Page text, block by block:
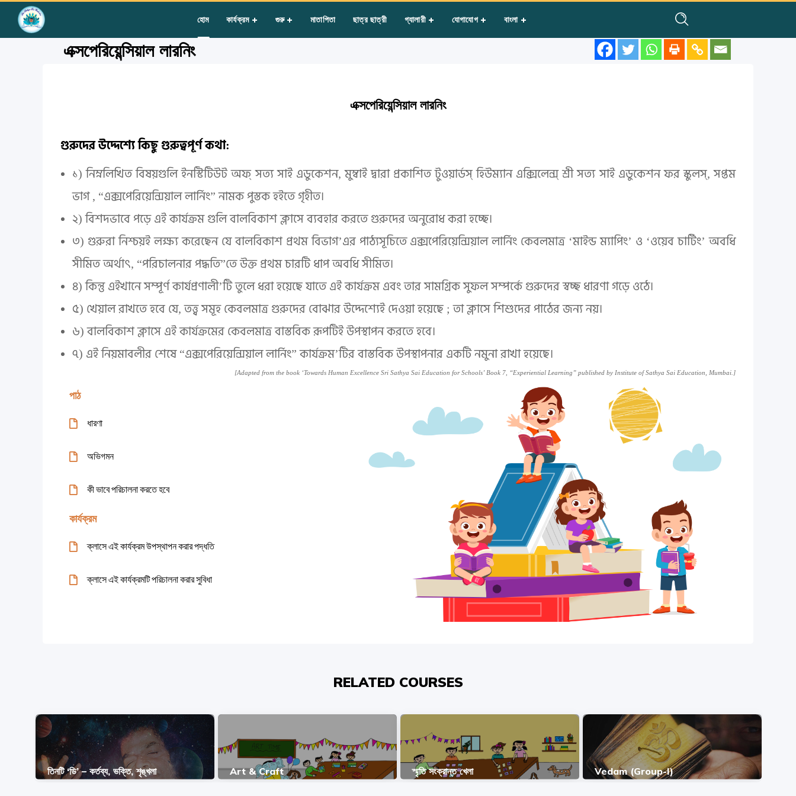
হোম কার্যক্রম গুরু মাতাপিতা ছাত্র ছাত্রী গ্যালারী যোগাযোগ বাংলা
Miscellaneous»এক্সপেরিয়েন্সিয়াল লারনিং
এক্সপেরিয়েন্সিয়াল লারনিং
এক্সপেরিয়েন্সিয়াল লারনিং
গুরুদের উদ্দেশ্যে কিছু গুরুত্বপূর্ণ কথা:
১) নিম্নলিখিত বিষয়গুলি ইনস্টিটিউট অফ্ সত্য সাই এডুকেশন, মুম্বাই দ্বারা প্রকাশিত টুওয়ার্ডস্ হিউম্যান এক্সিলেন্স্ শ্রী সত্য সাই এডুকেশন ফর স্কুলস্, সপ্তম
ভাগ , “এক্সপেরিয়েন্সিয়াল লার্নিং” নামক পুস্তক হইতে গৃহীত।
২) বিশদভাবে পড়ে এই কার্যক্রম গুলি বালবিকাশ ক্লাসে ব্যবহার করতে গুরুদের অনুরোধ করা হচ্ছে।
৩) গুরুরা নিশ্চয়ই লক্ষ্য করেছেন যে বালবিকাশ প্রথম বিভাগ’এর পাঠ্যসূচিতে এক্সপেরিয়েন্সিয়াল লার্নিং কেবলমাত্র ‘মাইন্ড ম্যাপিং’ ও ‘ওয়েব চার্টিং’ অবধি
সীমিত অর্থাৎ, “পরিচালনার পদ্ধতি”তে উক্ত প্রথম চারটি ধাপ অবধি সীমিত।
৪) কিন্তু এইখানে সম্পূর্ণ কার্যপ্রণালী’টি তুলে ধরা হয়েছে যাতে এই কার্যক্রম এবং তার সামগ্রিক সুফল সম্পর্কে গুরুদের স্বচ্ছ ধারণা গড়ে ওঠে।
৫) খেয়াল রাখতে হবে যে, তত্ত্ব সমূহ কেবলমাত্র গুরুদের বোঝার উদ্দেশ্যেই দেওয়া হয়েছে ; তা ক্লাসে শিশুদের পাঠের জন্য নয়।
৬) বালবিকাশ ক্লাসে এই কার্যক্রমের কেবলমাত্র বাস্তবিক রূপটিই উপস্থাপন করতে হবে।
৭) এই নিয়মাবলীর শেষে “এক্সপেরিয়েন্সিয়াল লার্নিং” কার্যক্রম’টির বাস্তবিক উপস্থাপনার একটি নমুনা রাখা হয়েছে।
[Adapted from the book ‘Towards Human Excellence Sri Sathya Sai Education for Schools’ Book 7, “Experiential Learning” published by Institute of Sathya Sai Education, Mumbai.]
পাঠ
ধারণা
অভিগমন
কী ভাবে পরিচালনা করতে হবে
কার্যক্রম
ক্লাসে এই কার্যক্রম উপস্থাপন করার পদ্ধতি
ক্লাসে এই কার্যক্রমটি পরিচালনা করার সুবিধা
RELATED COURSES
তিনটি ‘ডি’ – কর্তব্য, ভক্তি, শৃঙ্খলা Art & Craft স্মৃতি সংক্রান্ত খেলা Vedam (Group-I)